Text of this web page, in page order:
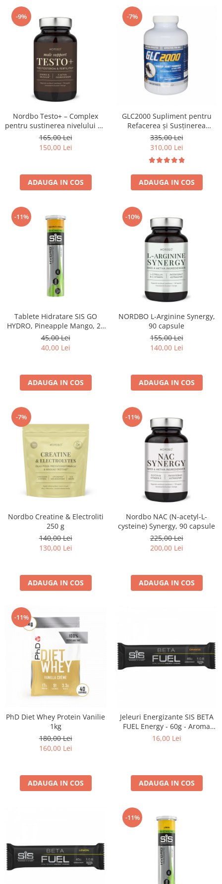
-9%
Nordbo Testo+ – Complex
pentru sustinerea nivelului de
testosteron, energie si
fertilitate, 90 capsule
165,00 Lei
150,00 Lei
ADAUGA IN COS
-7%
GLC2000 Supliment pentru
Refacerea și Susținerea
Articulațiilor
335,00 Lei
310,00 Lei
ADAUGA IN COS
-11%
Tablete Hidratare SIS GO
HYDRO, Pineapple Mango, 20
tablete
45,00 Lei
40,00 Lei
ADAUGA IN COS
-10%
NORDBO L-Arginine Synergy,
90 capsule
155,00 Lei
140,00 Lei
ADAUGA IN COS
-7%
Nordbo Creatine & Electroliti
250 g
140,00 Lei
130,00 Lei
ADAUGA IN COS
-11%
Nordbo NAC (N-acetyl-L-
cysteine) Synergy, 90 capsule
225,00 Lei
200,00 Lei
ADAUGA IN COS
-11%
PhD Diet Whey Protein Vanilie
1kg
180,00 Lei
160,00 Lei
ADAUGA IN COS
Jeleuri Energizante SIS BETA
FUEL Energy - 60g - Aroma
Portocale
16,00 Lei
ADAUGA IN COS
-11%